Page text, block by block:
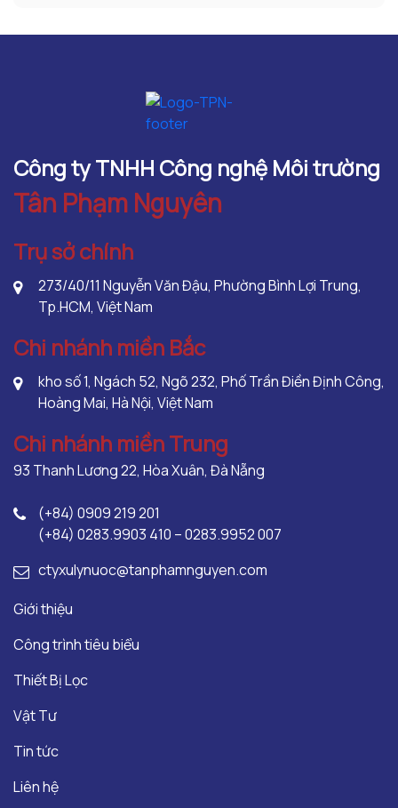
Công ty TNHH Công nghệ Môi trường
Tân Phạm Nguyên
Trụ sở chính
273/40/11 Nguyễn Văn Đậu, Phường Bình Lợi Trung,
Tp.HCM, Việt Nam
Chi nhánh miền Bắc
kho số 1, Ngách 52, Ngõ 232, Phố Trần Điền Định Công,
Hoàng Mai, Hà Nội, Việt Nam
Chi nhánh miền Trung
93 Thanh Lương 22, Hòa Xuân, Đà Nẵng
(+84) 0909 219 201
(+84) 0283.9903 410 – 0283.9952 007
ctyxulynuoc@tanphamnguyen.com
Giới thiệu
Công trình tiêu biểu
Thiết Bị Lọc
Vật Tư
Tin tức
Liên hệ